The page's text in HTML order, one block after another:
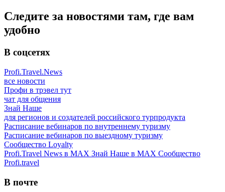
Следите за новостями там, где вам
удобно
В соцсетях
Profi.Travel.News
все новости
Профи в трэвел тут
чат для общения
Знай Наше
для регионов и создателей российского турпродукта
Расписание вебинаров по внутреннему туризму
Расписание вебинаров по выездному туризму
Сообщество Loyalty
Profi.Travel News в MAX Знай Наше в MAX Сообщество
Profi.travel
В почте